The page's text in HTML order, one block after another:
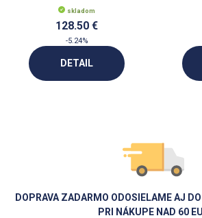
skladom
128.50 €
-5.24%
DETAIL
DOPRAVA ZADARMO ODOSIELAME AJ
PRI NÁKUPE NAD 60